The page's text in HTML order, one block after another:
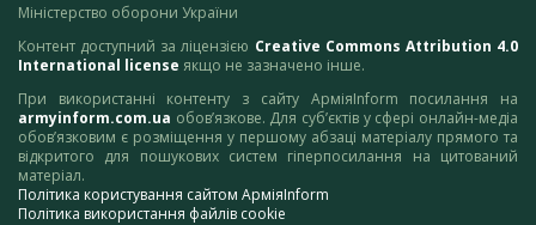
Міністерство оборони України
Контент доступний за ліцензією Creative Commons Attribution 4.0
International license якщо не зазначено інше.
При використанні контенту з сайту АрміяInform посилання на
armyinform.com.ua обов’язкове. Для суб’єктів у сфері онлайн-медіа
обов’язковим є розміщення у першому абзаці матеріалу прямого та
відкритого для пошукових систем гіперпосилання на цитований
матеріал.
Політика користування сайтом АрміяInform
Політика використання файлів cookie